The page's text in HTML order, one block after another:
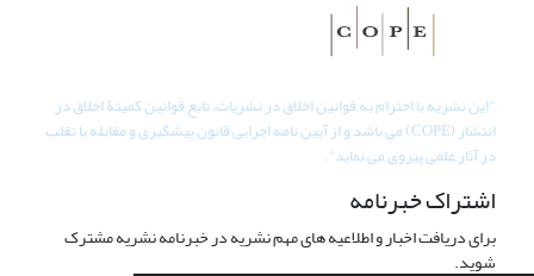
"این نشریه با احترام به قوانین اخلاق در نشریات، تابع قوانین کمیتۀ اخلاق در
انتشار (COPE) می باشد و از آیین نامه اجرایی قانون پیشگیری و مقابله با تقلب
در آثار علمی پیروی می نماید".
اشتراک خبرنامه
برای دریافت اخبار و اطلاعیه های مهم نشریه در خبرنامه نشریه مشترک
شوید.